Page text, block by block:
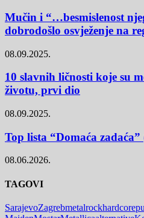
Mučin i “…besmislenost
dobrodošlo osvježenje na
08.09.2025.
10 slavnih ličnosti koje su
životu, prvi dio
08.09.2025.
Top lista “Domaća zadaća”
08.06.2026.
TAGOVI
SarajevoZagrebmetalrockhardcore